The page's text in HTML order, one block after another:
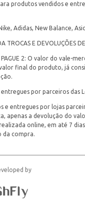
produtos vendidos e
Adidas, New Balance,
TROCAS E DEVOLUÇÕES
PAGUE 2: O valor do vale-
final do produto, já
por parceiros das
e entregues por lojas
apenas a devolução do
online, em até 7
da compra.
by